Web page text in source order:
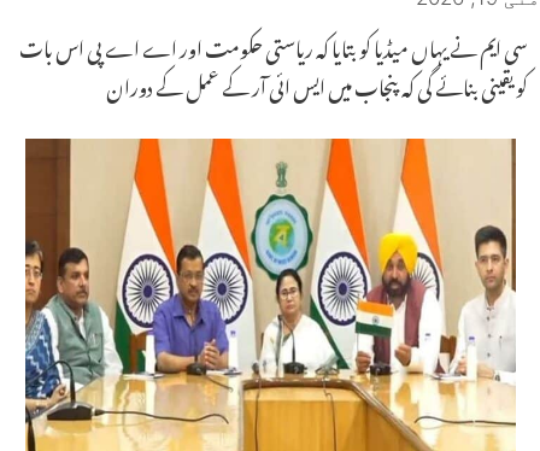
سی ایم نے یہاں میڈیا کو بتایا کہ ریاستی حکومت اور اے اے پی اس بات
کو یقینی بنائے گی کہ پنجاب میں ایس ائی آر کے عمل کے دوران